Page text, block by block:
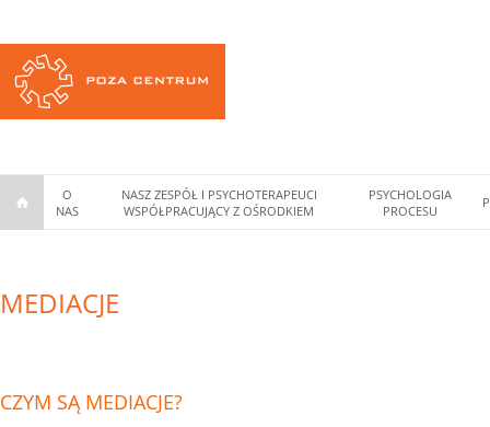
O
NAS
NASZ ZESPÓŁ I PSYCHOTERAPEUCI
WSPÓŁPRACUJĄCY Z OŚRODKIEM
PSYCHOLOGIA
PROCESU
MEDIACJE
CZYM SĄ MEDIACJE?